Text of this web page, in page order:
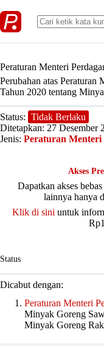
to
content
Peraturan Menteri
Perubahan atas Peraturan
Tahun 2020 tentang
Status: Tidak Berlaku
Ditetapkan: 27 Desember
Jenis: Peraturan Menteri
Akses
Dapatkan akses
lainnya hanya
Klik di sini untuk
Status
Dicabut dengan:
Peraturan Menteri
Minyak Goreng
Minyak Goreng